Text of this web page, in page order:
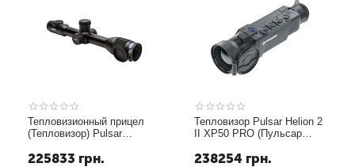
Тепловизионный прицел
(Тепловизор) Pulsar
225833 грн.
Тепловизор Pulsar Helion 2
II XP50 PRO (Пульсар
238254 грн.